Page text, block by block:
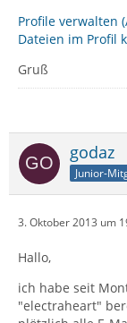
Profile verwalten
Dateien im Profil
Gruß
godaz
Junior-
3. Oktober 2013 um
Hallo,
ich habe seit
"electraheart"